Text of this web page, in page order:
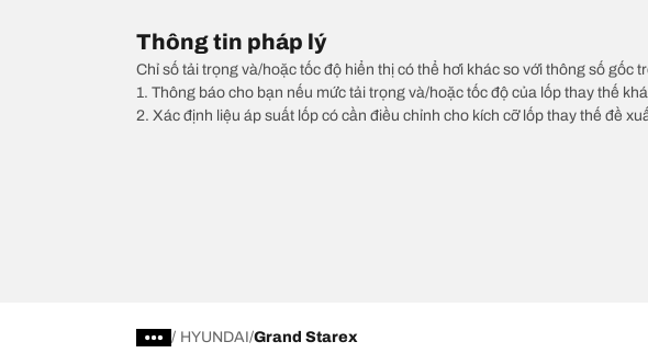
Thông tin pháp lý
Chỉ số tải trọng và/hoặc tốc độ hiển thị có thể hơi khác so với thông số gốc
1. Thông báo cho bạn nếu mức tải trọng và/hoặc tốc độ của lốp thay thế
2. Xác định liệu áp suất lốp có cần điều chỉnh cho kích cỡ lốp thay thế đề
/ HYUNDAI Grand Starex